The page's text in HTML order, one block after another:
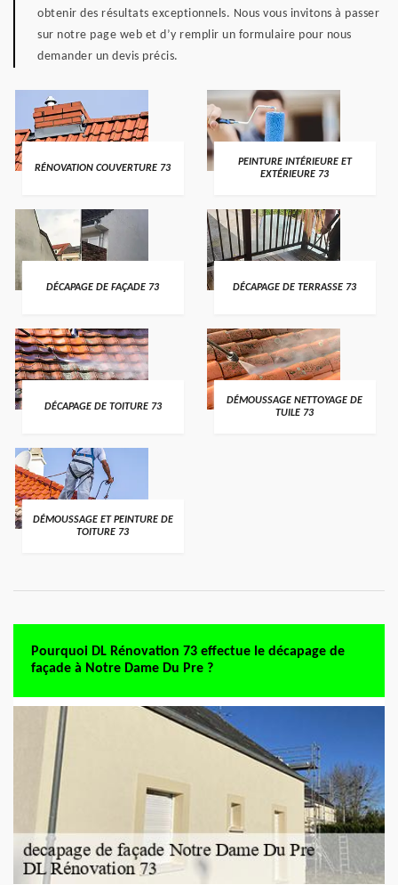
obtenir des résultats exceptionnels. Nous vous invitons à passer
sur notre page web et d’y remplir un formulaire pour nous
demander un devis précis.
RÉNOVATION COUVERTURE 73
PEINTURE INTÉRIEURE ET
EXTÉRIEURE 73
DÉCAPAGE DE FAÇADE 73 DÉCAPAGE DE TERRASSE 73
DÉCAPAGE DE TOITURE 73
DÉMOUSSAGE NETTOYAGE DE
TUILE 73
DÉMOUSSAGE ET PEINTURE DE
TOITURE 73
Pourquoi DL Rénovation 73 effectue le décapage de
façade à Notre Dame Du Pre ?